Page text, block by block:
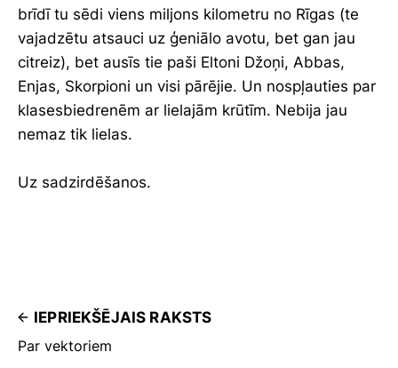
brīdī tu sēdi viens miljons kilometru no Rīgas (te
vajadzētu atsauci uz ģeniālo avotu, bet gan jau
citreiz), bet ausīs tie paši Eltoni Džoņi, Abbas,
Enjas, Skorpioni un visi pārējie. Un nospļauties par
klasesbiedrenēm ar lielajām krūtīm. Nebija jau
nemaz tik lielas.
Uz sadzirdēšanos.
IEPRIEKŠĒJAIS RAKSTS
Par vektoriem